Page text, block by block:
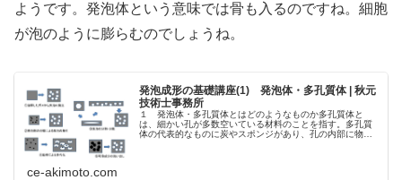
ようです。発泡体という意味では骨も入るのですね。細胞
が泡のように膨らむのでしょうね。
発泡成形の基礎講座(1) 発泡体・多孔質体 | 秋元
技術士事務所
１ 発泡体・多孔質体とはどのようなものか多孔質体と
は、細かい孔が多数空いている材料のことを指す。多孔質
体の代表的なものに炭やスポンジがあり、孔の内部に物質
ce-akimoto.com